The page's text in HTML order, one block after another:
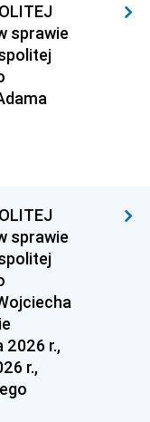
sprawie
sprawie
2026 r.,
r.,